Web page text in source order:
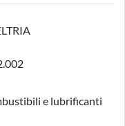
e lubrificanti